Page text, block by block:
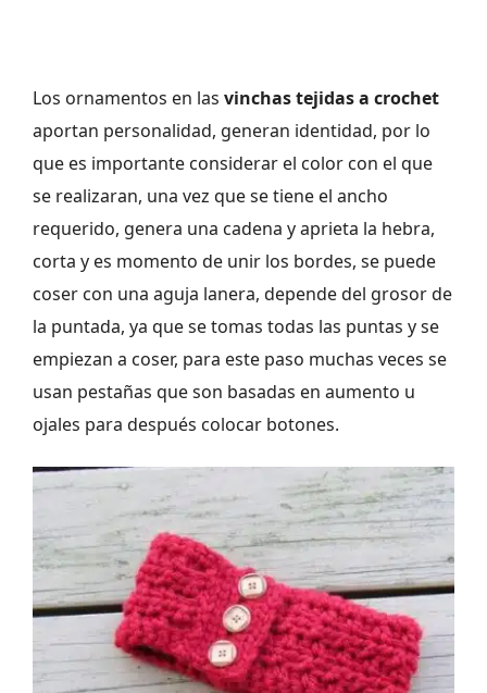
Los ornamentos en las vinchas tejidas a crochet
aportan personalidad, generan identidad, por lo
que es importante considerar el color con el que
se realizaran, una vez que se tiene el ancho
requerido, genera una cadena y aprieta la hebra,
corta y es momento de unir los bordes, se puede
coser con una aguja lanera, depende del grosor de
la puntada, ya que se tomas todas las puntas y se
empiezan a coser, para este paso muchas veces se
usan pestañas que son basadas en aumento u
ojales para después colocar botones.